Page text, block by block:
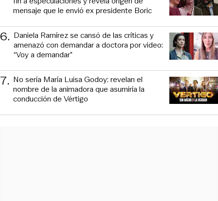
mensaje que le envió ex presidente Boric
6. Daniela Ramírez se cansó de las críticas y
amenazó con demandar a doctora por video:
“Voy a demandar”
7. No sería María Luisa Godoy: revelan el
nombre de la animadora que asumiría la
conducción de Vértigo